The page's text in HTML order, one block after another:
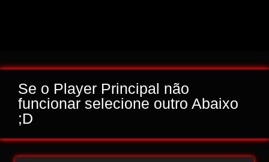
Se o Player Principal não
funcionar selecione outro Abaixo
;D